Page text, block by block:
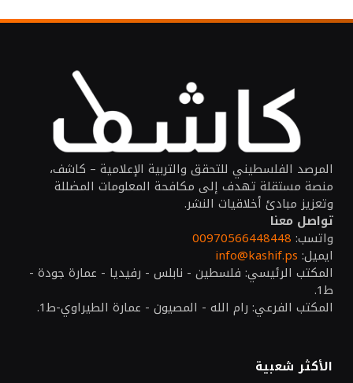
المرصد الفلسطيني للتحقق والتربية الإعلامية – كاشف،
منصة مستقلة تهدف إلى مكافحة المعلومات المضللة
وتعزيز مبادئ أخلاقيات النشر.
تواصل معنا
واتسب: 00970566448448
ايميل: info@kashif.ps
المكتب الرئيسي: فلسطين - نابلس - رفيديا - عمارة جودة -
ط1.
المكتب الفرعي: رام الله - المصيون - عمارة الطيراوي-ط1.
الأكثر شعبية